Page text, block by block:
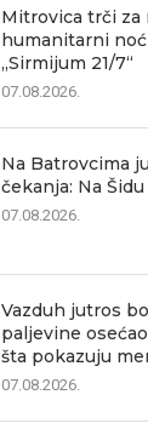
Mitrovica trči za
humanitarni
„Sirmijum 21/7“
07.08.2026.
Na Batrovcima
čekanja: Na
07.08.2026.
Vazduh jutros
paljevine
šta pokazuju
07.08.2026.